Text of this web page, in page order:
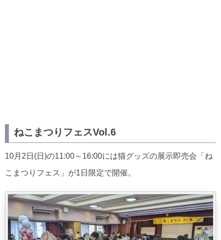
ねこまつりフェスVol.6
10月2日(日)の11:00～16:00には猫グッズの展示即売会「ね
こまつりフェス」が1日限定で開催。